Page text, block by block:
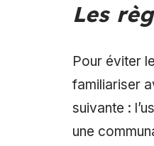
Les
Pour éviter
familiariser
suivante :
une